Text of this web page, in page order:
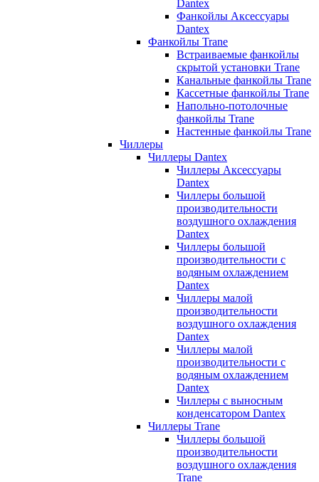
Dantex
Фанкойлы Аксессуары
Dantex
Фанкойлы Trane
Встраиваемые фанкойлы
скрытой установки Trane
Канальные фанкойлы Trane
Кассетные фанкойлы Trane
Напольно-потолочные
фанкойлы Trane
Настенные фанкойлы Trane
Чиллеры
Чиллеры Dantex
Чиллеры Аксессуары
Dantex
Чиллеры большой
производительности
воздушного охлаждения
Dantex
Чиллеры большой
производительности с
водяным охлаждением
Dantex
Чиллеры малой
производительности
воздушного охлаждения
Dantex
Чиллеры малой
производительности с
водяным охлаждением
Dantex
Чиллеры с выносным
конденсатором Dantex
Чиллеры Trane
Чиллеры большой
производительности
воздушного охлаждения
Trane